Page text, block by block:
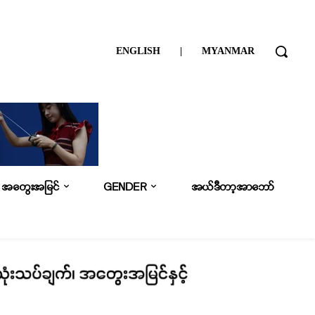
ENGLISH | MYANMAR
အတွေးအမြင် GENDER အယ်ဒီတာ့အာဘော်